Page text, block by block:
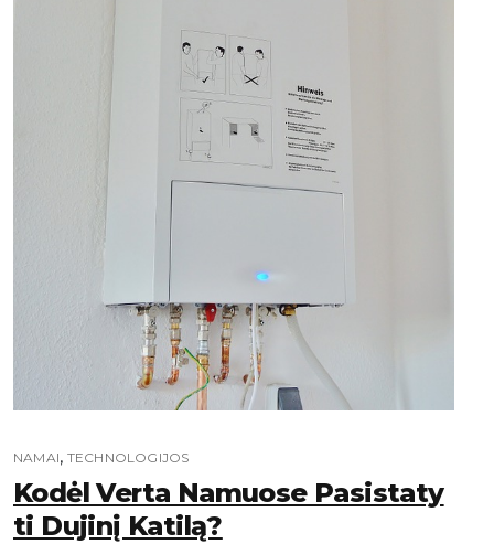
NAMAI, TECHNOLOGIJOS
Kodėl Verta Namuose Pasistaty
Ti Dujinį Katilą?